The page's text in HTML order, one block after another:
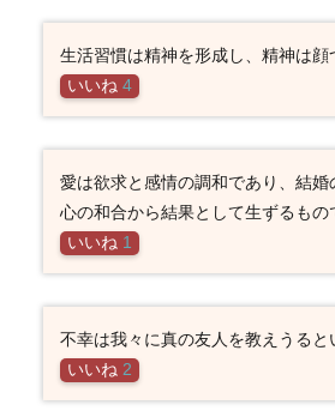
生活習慣は精神を形成し、精神は顔
いいね 4
愛は欲求と感情の調和であり、結
心の和合から結果として生ずるもの
いいね 1
不幸は我々に真の友人を教えうると
いいね 2